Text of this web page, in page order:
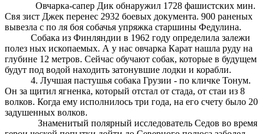
Овчарка-сапер Дик обнаружил 1728 фашистских мин.
Свя зист Джек перенес 2932 боевых документа. 900 раненых
вывезла с по ля боя собачья упряжка старшины Федулина.
Собака из Финляндии в 1962 году определила залежи
полез ных ископаемых. А у нас овчарка Карат нашла руду на
глубине 12 метров. Сейчас обучают собак, которые в будущем
будут под водой находить затонувшие лодки и корабли.
4. Лучшая пастушья собака Грузии - по кличке Тонум.
Он за щитил ягненка, который отстал от стада, от стаи из 8
волков. Когда ему исполнилось три года, на его счету было 20
задушенных волков.
Знаменитый полярный исследователь Седов во время